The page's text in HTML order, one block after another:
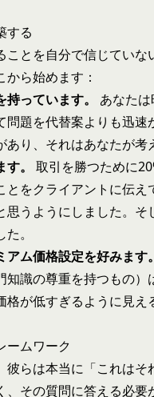
する
とを自分で信じてい
ら始めます：
っています。
あなた
題を代替案よりも迅速
り、それはあなたが考
。
取引を勝つために
をクライアントに伝え
うようにしました。そ
。
ム価格設定を好みます。
識の尊重を持つもの
格が低すぎるように見
ームワーク
らは本当に「これはそ
その質問に答える必要